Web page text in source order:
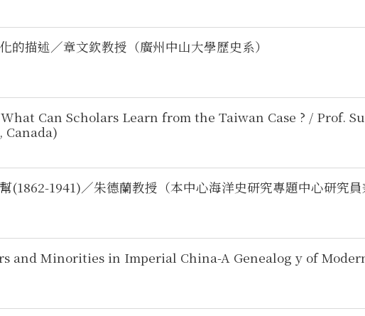
的描述／章文欽教授（廣州中山大學歷史系）
Can Scholars Learn from the Taiwan Case ? / Prof.
(1862-1941)／朱德蘭教授（本中心海洋史研究專題中心研究員
and Minorities in Imperial China-A Genealog y of